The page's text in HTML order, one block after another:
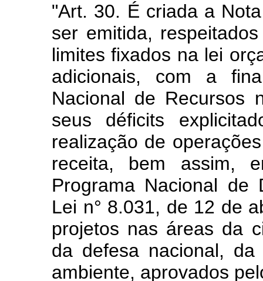
"Art. 30. É criada a
ser emitida,
limites fixados na lei
adicionais, com a
Nacional de Recursos
seus déficits
realização de
receita, bem assim,
Programa Nacional de
Lei n° 8.031, de 12 de
projetos nas áreas da
da defesa nacional,
ambiente, aprovados